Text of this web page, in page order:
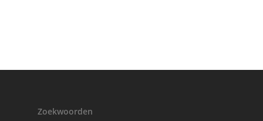
Zoekwoorden